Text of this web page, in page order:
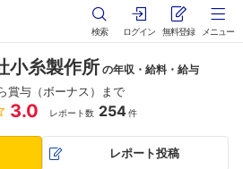
検索 ログイン 無料登録 メニュー
小糸製作所 の年収・給料・給与
賞与（ボーナス）まで
3.0 レポート数 254件
レポート投稿